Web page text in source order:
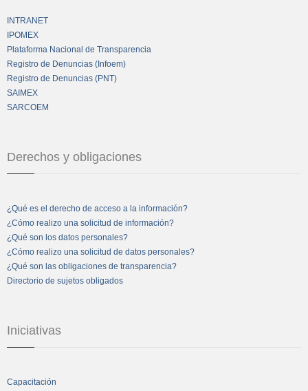
INTRANET
IPOMEX
Plataforma Nacional de Transparencia
Registro de Denuncias (Infoem)
Registro de Denuncias (PNT)
SAIMEX
SARCOEM
Derechos y obligaciones
¿Qué es el derecho de acceso a la información?
¿Cómo realizo una solicitud de información?
¿Qué son los datos personales?
¿Cómo realizo una solicitud de datos personales?
¿Qué son las obligaciones de transparencia?
Directorio de sujetos obligados
Iniciativas
Capacitación